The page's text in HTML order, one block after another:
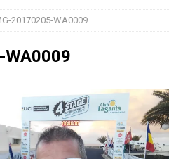
20170205-WA0009